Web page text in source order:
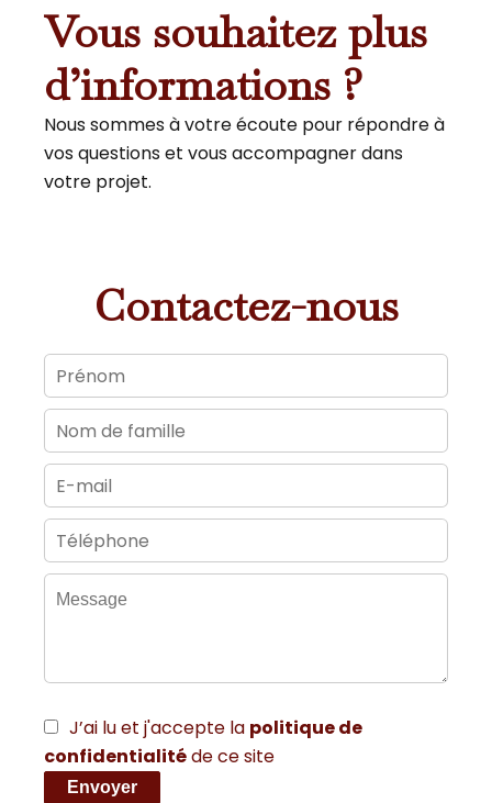
Vous souhaitez plus
d’informations ?
Nous sommes à votre écoute pour répondre à
vos questions et vous accompagner dans
votre projet.
Contactez-nous
J’ai lu et j'accepte la politique de
confidentialitéde ce site
Envoyer